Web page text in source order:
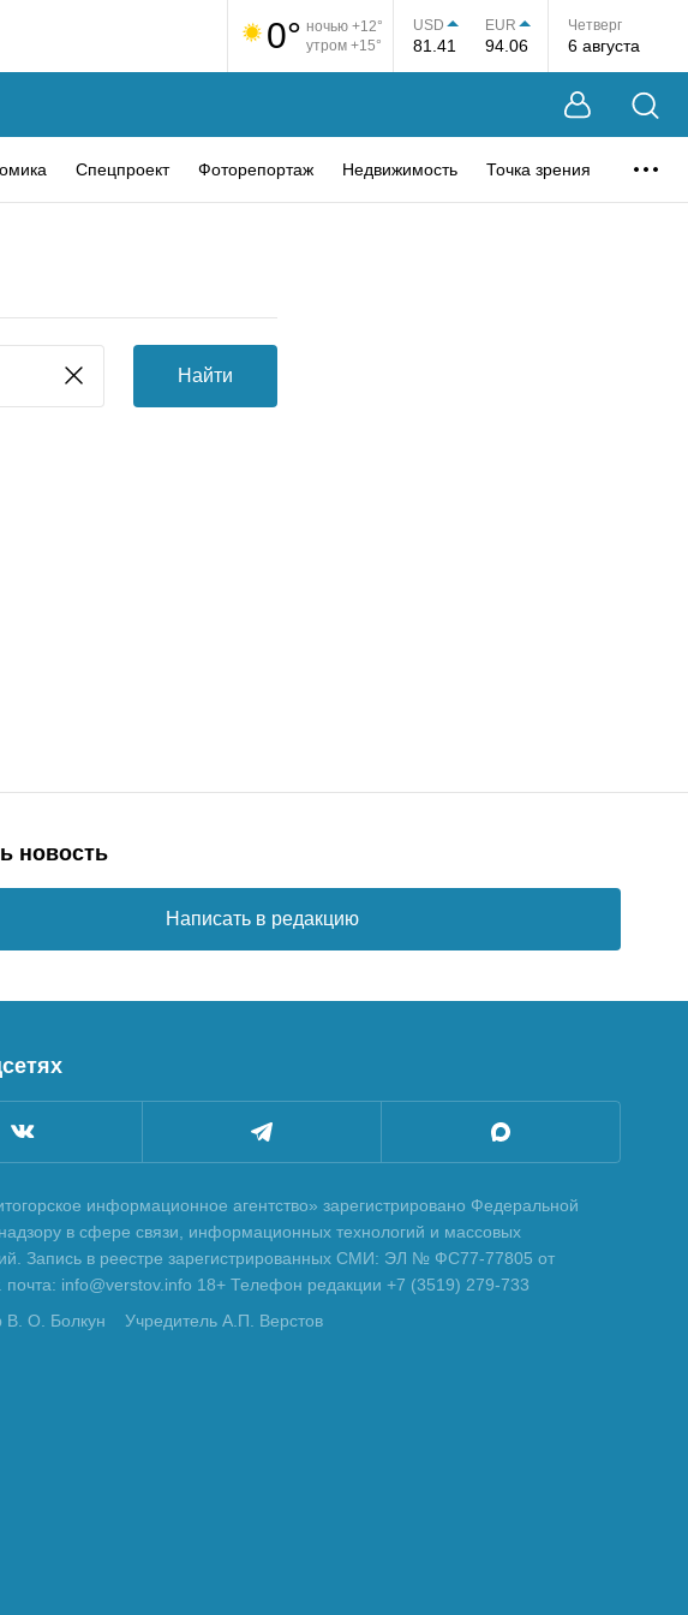
0° ночью +12°
утром +15°
USD
81.41
EUR
94.06
Четверг
6 августа
Спецпроект Фоторепортаж Недвижимость Точка зрения
Найти
новость
Написать в редакцию
информационное агентство» зарегистрировано Федеральной
в сфере связи, информационных технологий и массовых
Запись в реестре зарегистрированных СМИ: ЭЛ № ФС77-77805 от
почта: info@verstov.info 18+ Телефон редакции +7 (3519) 279-733
В. О. Болкун
Учредитель А.П. Верстов